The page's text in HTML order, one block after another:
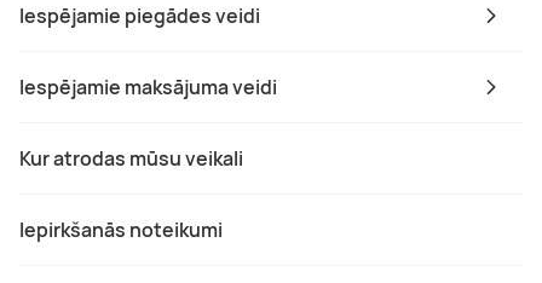
Iespējamie piegādes veidi
Iespējamie maksājuma veidi
Kur atrodas mūsu veikali
Iepirkšanās noteikumi